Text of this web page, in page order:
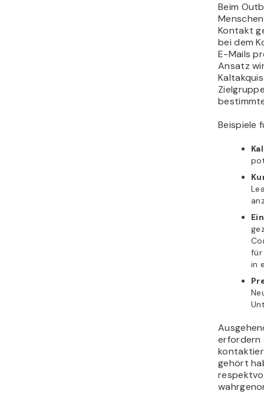
Beim
Kontakt
bei dem
E-Mails
Ansatz
Beispiele
für
in
erfordern
gehört